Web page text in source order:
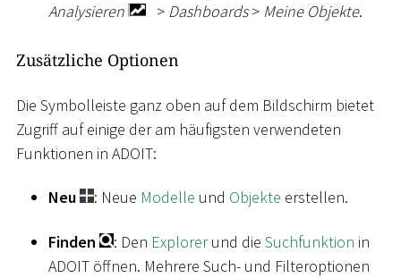
Analysieren
> Dashboards > Meine Objekte.
Zusätzliche Optionen
Die Symbolleiste ganz oben auf dem Bildschirm bietet
Zugriff auf einige der am häufigsten verwendeten
Funktionen in ADOIT:
Neu : Neue Modelle und Objekte erstellen.
Finden : Den Explorerund die Suchfunktion in
ADOIT öffnen. Mehrere Such- und Filteroptionen